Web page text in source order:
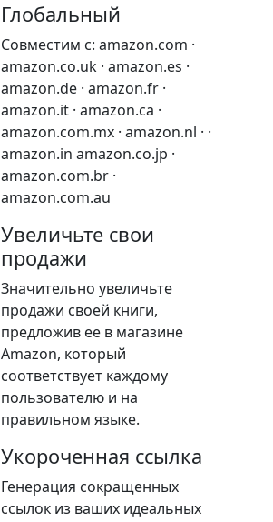
Глобальный
Совместим с: amazon.com ·
amazon.co.uk · amazon.es ·
amazon.de · amazon.fr ·
amazon.it · amazon.ca ·
amazon.com.mx · amazon.nl · ·
amazon.in amazon.co.jp ·
amazon.com.br ·
amazon.com.au
Увеличьте свои
продажи
Значительно увеличьте
продажи своей книги,
предложив ее в магазине
Amazon, который
соответствует каждому
пользователю и на
правильном языке.
Укороченная ссылка
Генерация сокращенных
ссылок из ваших идеальных